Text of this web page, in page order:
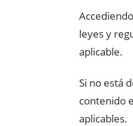
leyes y
aplicable.
Si no está
contenido
aplicables.